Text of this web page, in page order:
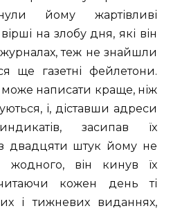
йому жартівливі
на злобу дня, які він
теж не знайшли
ще газетні фейлетони.
написати краще, ніж
і, діставши адреси
засипав їх
двадцяти штук йому не
жодного, він кинув їх
кожен день ті
і тижневих виданнях,